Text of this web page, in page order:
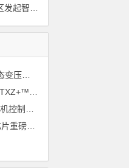
大联大诠鼎集团携手Infineon以固态变压器重构配电效率新标杆
兆易创新GD32H77R机器人专用芯片重磅亮相，精准赋能伺服驱动与关节控制